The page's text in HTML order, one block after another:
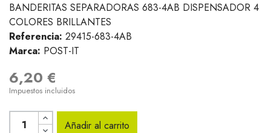
BANDERITAS SEPARADORAS 683-4AB DISPENSADOR 4
COLORES BRILLANTES
Referencia: 29415-683-4AB
Marca: POST-IT
6,20 €
Impuestos incluidos
Añadir al carrito